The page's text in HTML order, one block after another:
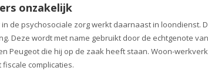
onzakelijk
de psychosociale zorg werkt daarnaast in loondienst.
Deze wordt met name gebruikt door de echtgenote
Peugeot die hij op de zaak heeft staan. Woon-
complicaties.